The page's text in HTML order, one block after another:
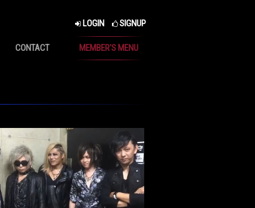
LOGIN SIGNUP
CONTACT MEMBER'S MENU